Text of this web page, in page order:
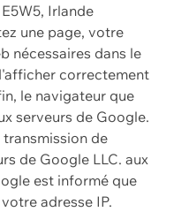
Irlande
une page, votre
nécessaires dans le
correctement
le navigateur que
serveurs de Google.
de
de Google LLC. aux
est informé que
adresse IP.